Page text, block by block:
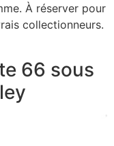
À réserver pour
collectionneurs.
66 sous